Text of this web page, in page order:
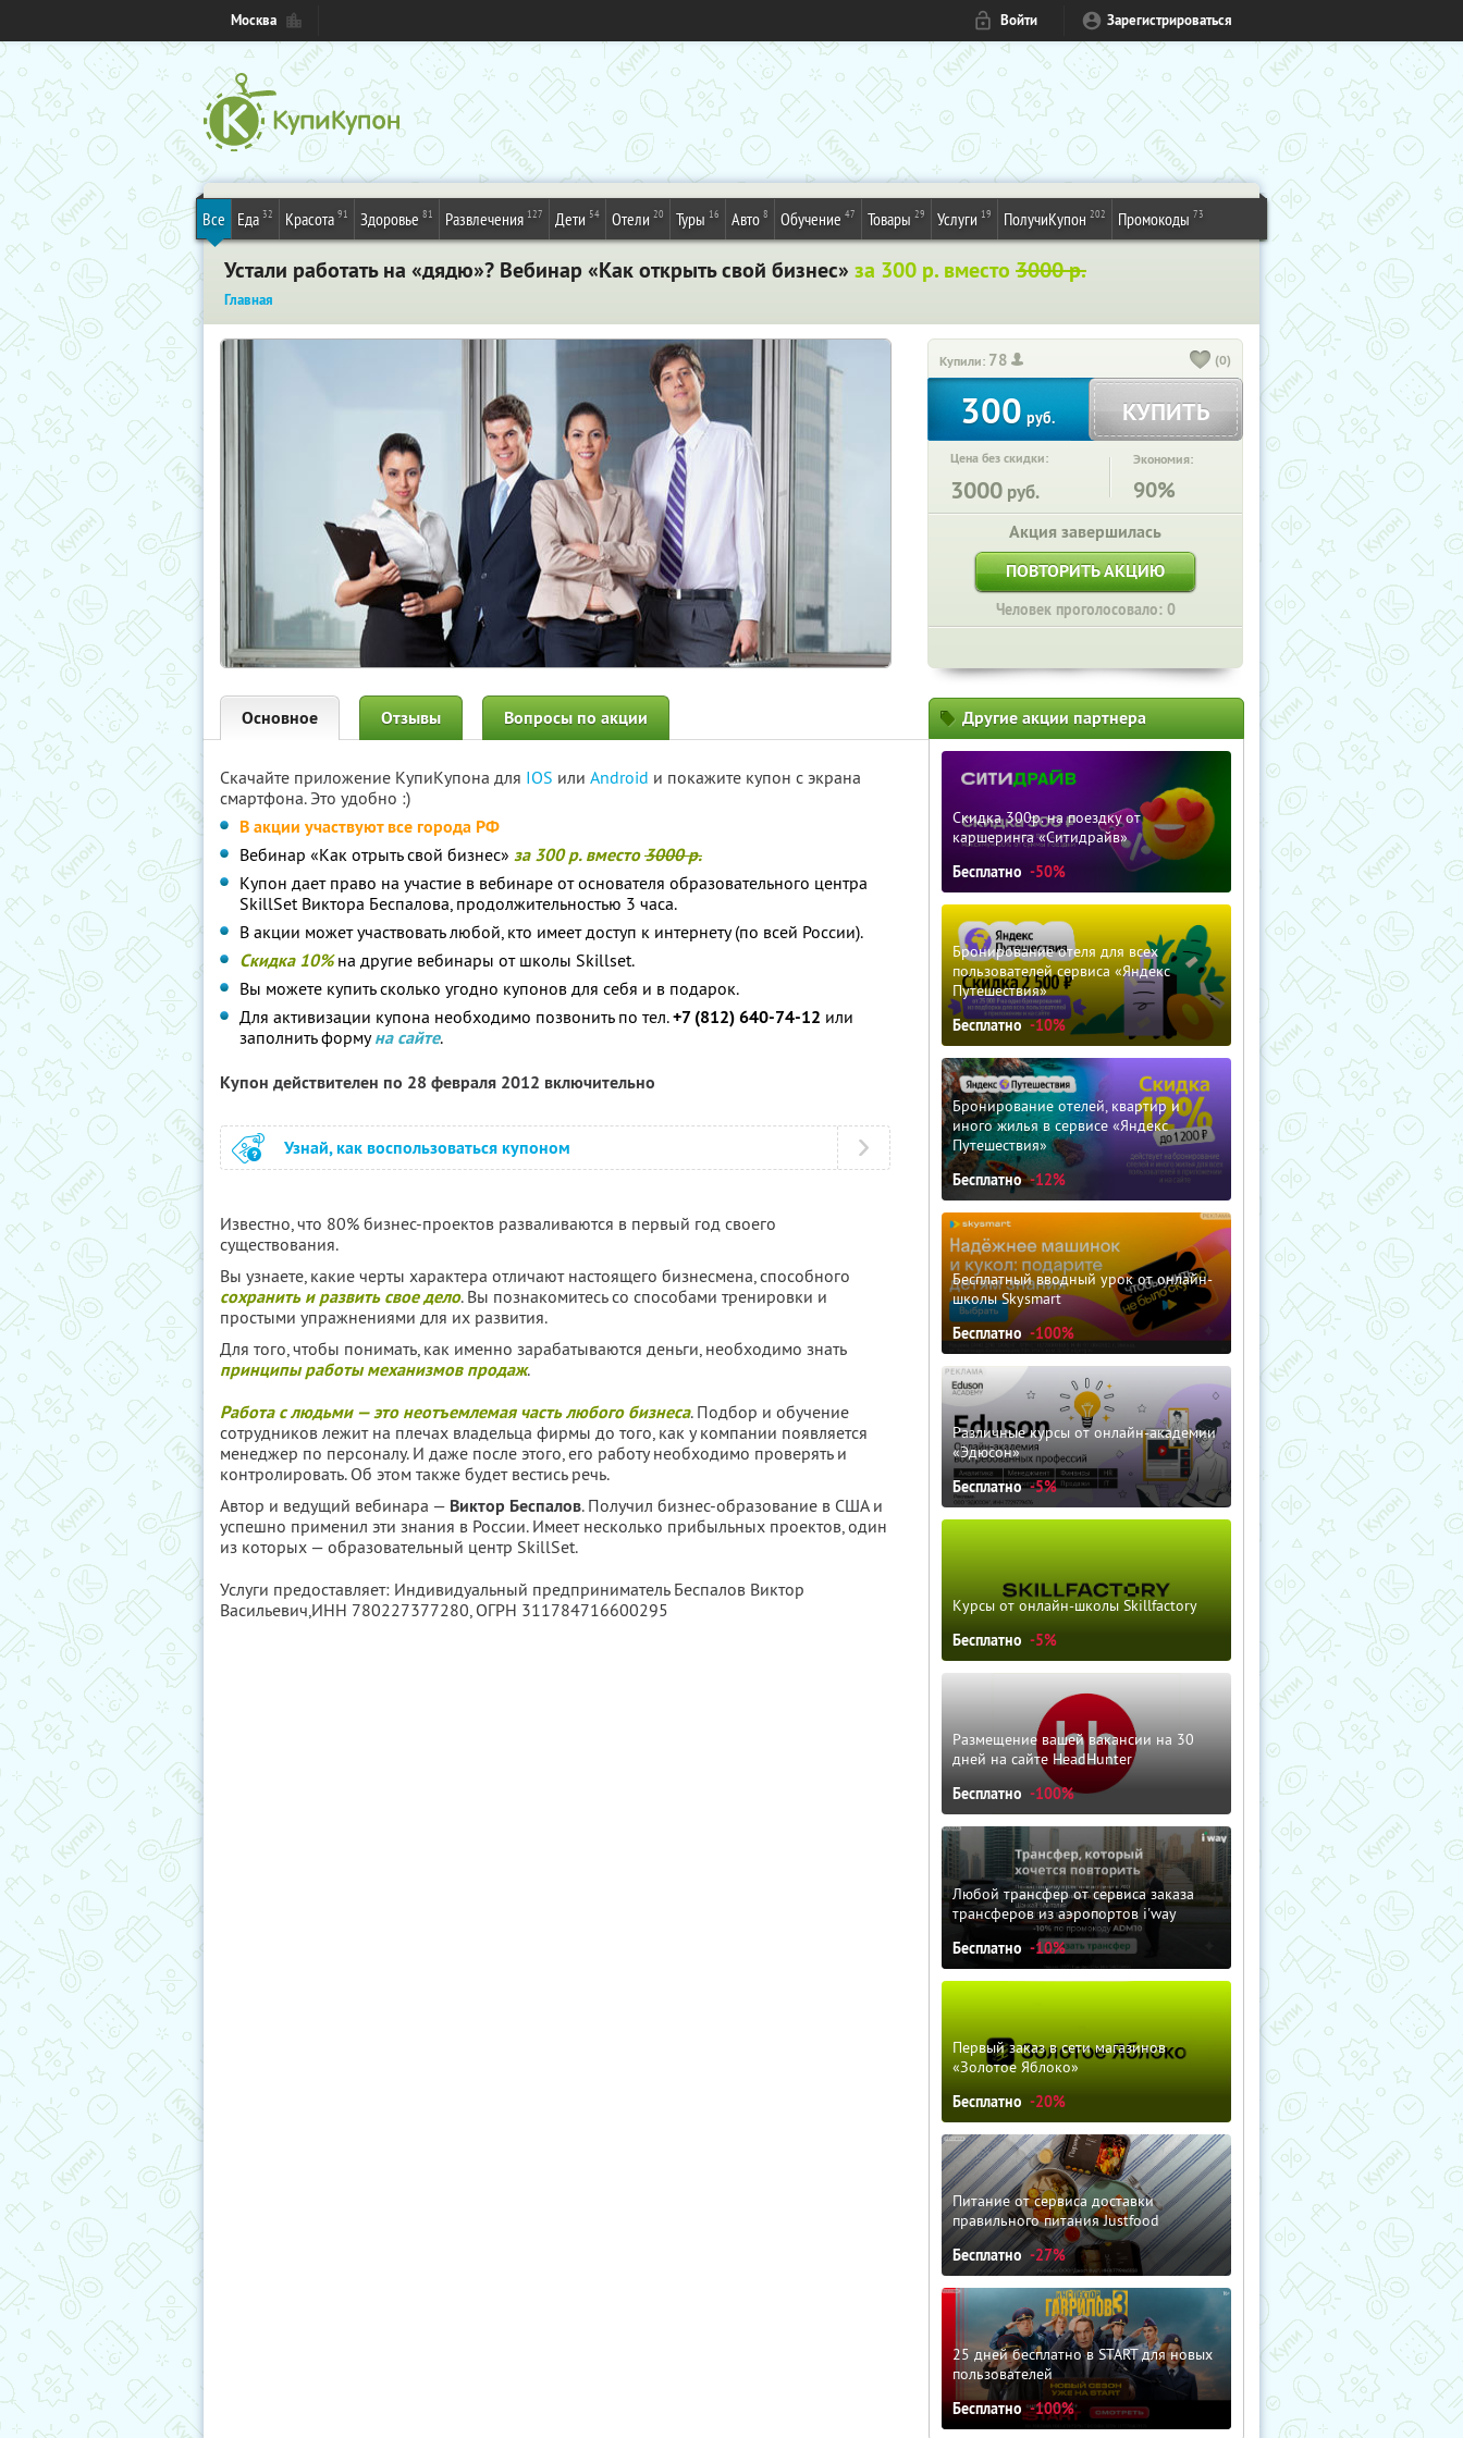
Москва Войти Зарегистрироваться
Все Еда 32 Красота 91 Здоровье 81 Развлечения 127 Дети 54 Отели 20 Туры 16 Авто 8 Обучение 47 Товары 29 Услуги 19 ПолучиКупон 202 Промокоды 73
Устали работать на «дядю»? Вебинар «Как открыть свой бизнес» за 300 р. вместо 3000 р.
Главная
Купили: 78 (0)
300 руб. КУПИТЬ
Цена без скидки:
3000 руб.
Экономия:
90%
Акция завершилась
ПОВТОРИТЬ АКЦИЮ
Человек проголосовало: 0
Основное Отзывы Вопросы по акции
Скачайте приложение КупиКупона для IOS или Android и покажите купон с экрана
смартфона. Это удобно :)
В акции участвуют все города РФ
Вебинар «Как отрыть свой бизнес» за 300 р. вместо3000 р.
Купон дает право на участие в вебинаре от основателя образовательного центра
SkillSet Виктора Беспалова, продолжительностью 3 часа.
В акции может участвовать любой, кто имеет доступ к интернету (по всей России).
Скидка 10%на другие вебинары от школы Skillset.
Вы можете купить сколько угодно купонов для себя и в подарок.
Для активизации купона необходимо позвонить по тел.+7 (812) 640-74-12 или
заполнить формуна сайте.
Купон действителен по 28 февраля 2012 включительно
Узнай, как воспользоваться купоном
Известно, что 80% бизнес-проектов разваливаются в первый год своего
существования.
Вы узнаете, какие черты характера отличают настоящего бизнесмена, способного
сохранить и развить свое дело. Вы познакомитесь со способами тренировки и
простыми упражнениями для их развития.
Для того, чтобы понимать, как именно зарабатываются деньги, необходимо знать
принципы работы механизмов продаж.
Работа с людьми — это неотъемлемая часть любого бизнеса. Подбор и обучение
сотрудников лежит на плечах владельца фирмы до того, как у компании появляется
менеджер по персоналу. И даже после этого, его работу необходимо проверять и
контролировать. Об этом также будет вестись речь.
Автор и ведущий вебинара — Виктор Беспалов. Получил бизнес-образование в США и
успешно применил эти знания в России. Имеет несколько прибыльных проектов, один
из которых — образовательный центр SkillSet.
Услуги предоставляет: Индивидуальный предприниматель Беспалов Виктор
Васильевич,ИНН 780227377280, ОГРН 311784716600295
Другие акции партнера
Скидка 300р. на поездку от
каршеринга «Ситидрайв»
Бесплатно -50%
Бронирование отеля для всех
пользователей сервиса «Яндекс
Путешествия»
Бесплатно -10%
Бронирование отелей, квартир и
иного жилья в сервисе «Яндекс
Путешествия»
Бесплатно -12%
Бесплатный вводный урок от онлайн-
школы Skysmart
Бесплатно -100%
Различные курсы от онлайн-академии
«Эдюсон»
Бесплатно -5%
Курсы от онлайн-школы Skillfactory
Бесплатно -5%
Размещение вашей вакансии на 30
дней на сайте HeadHunter
Бесплатно -100%
Любой трансфер от сервиса заказа
трансферов из аэропортов i'way
Бесплатно -10%
Первый заказ в сети магазинов
«Золотое Яблоко»
Бесплатно -20%
Питание от сервиса доставки
правильного питания Justfood
Бесплатно -27%
25 дней бесплатно в START для новых
пользователей
Бесплатно -100%